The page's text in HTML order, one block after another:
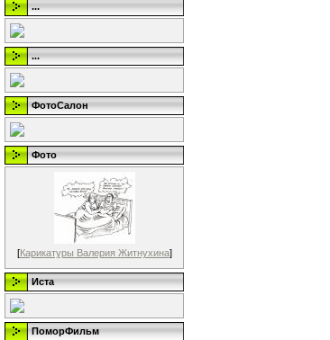
...
...
ФотоСалон
Фото
[Карикатуры Валерия Житнухина]
Иста
ПоморФильм